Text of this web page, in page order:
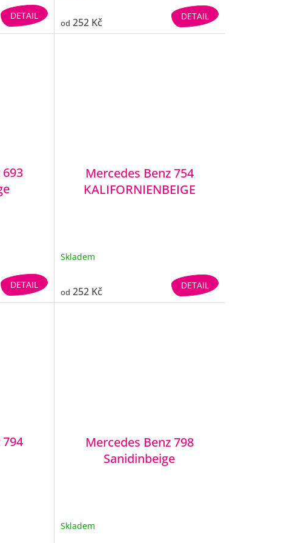
DETAIL
od 252 Kč DETAIL
DETAIL
Mercedes Benz 754
KALIFORNIENBEIGE
Skladem
od 252 Kč DETAIL
Mercedes Benz 798
Sanidinbeige
Skladem